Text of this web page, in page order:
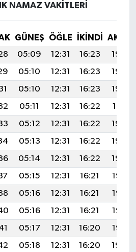
NAMAZ VAKITLERI
GÜNEŞ ÖĞLE İKINDI
05:09 12:31 16:23
19:44
05:10 12:31 16:23
19:43
05:10 12:31 16:23
19:42
05:11 12:31 16:22
19:41
05:12 12:31 16:22
19:40
05:13 12:31 16:22
19:40
05:14 12:31 16:22
19:39
05:15 12:31 16:21
19:38
05:16 12:31 16:21
19:37
05:16 12:31 16:21
19:36
05:17 12:31 16:20
19:35
05:18 12:31 16:20
19:34